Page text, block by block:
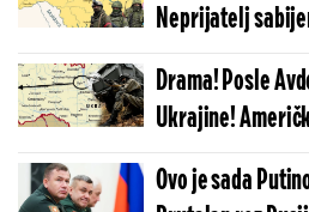
Neprijatelj
su stravični!
Drama! Posle
Ukrajine!
Kijev, dolaze
Ovo je sada